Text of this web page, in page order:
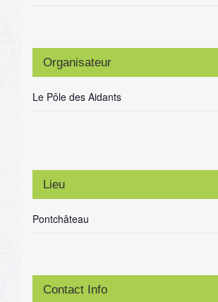
Organisateur
Le Pôle des Aidants
Lieu
Pontchâteau
Contact Info